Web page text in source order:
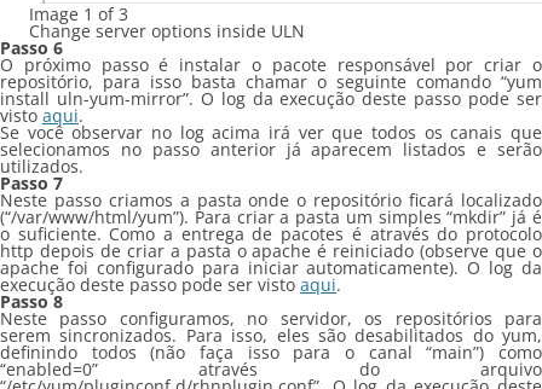
Image 1 of 3
Change server options inside ULN
Passo 6
O próximo passo é instalar o pacote responsável por criar o
repositório, para isso basta chamar o seguinte comando “yum
install uln-yum-mirror”. O log da execução deste passo pode ser
visto aqui.
Se você observar no log acima irá ver que todos os canais que
selecionamos no passo anterior já aparecem listados e serão
utilizados.
Passo 7
Neste passo criamos a pasta onde o repositório ficará localizado
(“/var/www/html/yum”). Para criar a pasta um simples “mkdir” já é
o suficiente. Como a entrega de pacotes é através do protocolo
http depois de criar a pasta o apache é reiniciado (observe que o
apache foi configurado para iniciar automaticamente). O log da
execução deste passo pode ser visto aqui.
Passo 8
Neste passo configuramos, no servidor, os repositórios para
serem sincronizados. Para isso, eles são desabilitados do yum,
definindo todos (não faça isso para o canal “main”) como
“enabled=0” através do arquivo